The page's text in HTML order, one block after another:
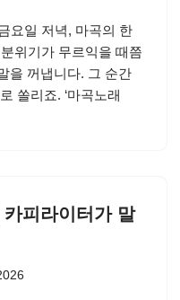
요일 저녁, 마곡의 한
위기가 무르익을 때쯤
을 꺼냅니다. 그 순간
쏠리죠. ‘마곡노래
피라이터가 말